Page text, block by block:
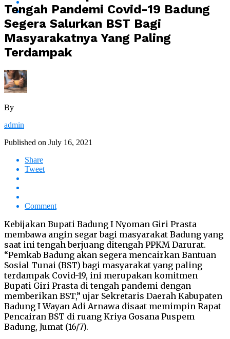
Tengah Pandemi Covid-19 Badung
Segera Salurkan BST Bagi
Masyarakatnya Yang Paling
Terdampak
By
admin
Published on July 16, 2021
Share
Tweet
Comment
Kebijakan Bupati Badung I Nyoman Giri Prasta
membawa angin segar bagi masyarakat Badung yang
saat ini tengah berjuang ditengah PPKM Darurat.
“Pemkab Badung akan segera mencairkan Bantuan
Sosial Tunai (BST) bagi masyarakat yang paling
terdampak Covid-19, ini merupakan komitmen
Bupati Giri Prasta di tengah pandemi dengan
memberikan BST,” ujar Sekretaris Daerah Kabupaten
Badung I Wayan Adi Arnawa disaat memimpin Rapat
Pencairan BST di ruang Kriya Gosana Puspem
Badung, Jumat (16/7).